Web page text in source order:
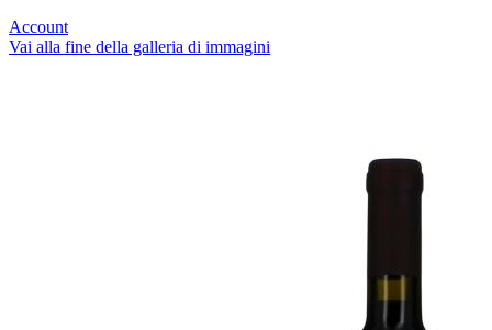
Account
Vai alla fine della galleria di immagini